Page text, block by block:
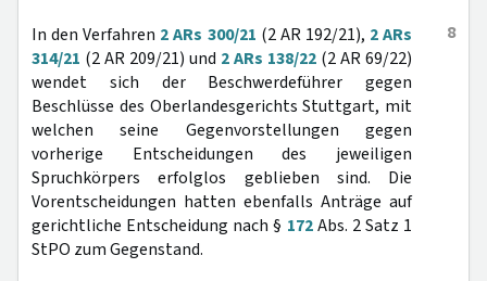
8
In den Verfahren 2 ARs 300/21 (2 AR 192/21), 2 ARs
314/21 (2 AR 209/21) und 2 ARs 138/22 (2 AR 69/22)
wendet sich der Beschwerdeführer gegen
Beschlüsse des Oberlandesgerichts Stuttgart, mit
welchen seine Gegenvorstellungen gegen
vorherige Entscheidungen des jeweiligen
Spruchkörpers erfolglos geblieben sind. Die
Vorentscheidungen hatten ebenfalls Anträge auf
gerichtliche Entscheidung nach § 172Abs. 2 Satz 1
StPO zum Gegenstand.